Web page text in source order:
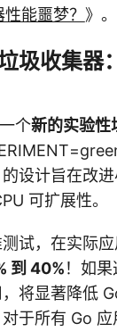
能噩梦？ 》。
圾收集器
个新的实验性
设计旨在改
可扩展性。
试，在实际
到 40%！如
将显著降低
于所有 Go